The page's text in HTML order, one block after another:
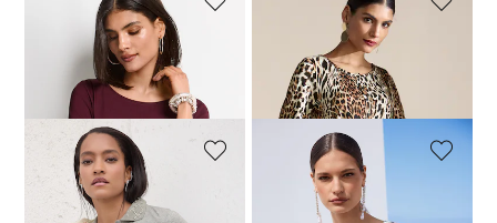
MADELEINE
Shirt mit U-Boot-Ausschnitt
119,00 CHF
+2 Farben
MADELEINE
Shirt mit Leo-Print und 3/4-Arm
159,00 CHF
MADELEINE
Poloshirt mit verziertem Kragen
MADELEINE
Shirt mit Fantasy-Print und Strass